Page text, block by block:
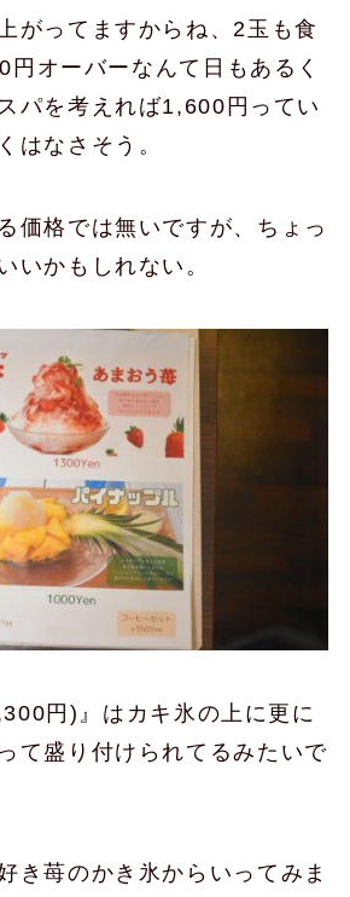
がってますからね、2玉も食
オーバーなんて日もあるく
パを考えれば1,600円ってい
はなさそう。
価格では無いですが、ちょっ
いかもしれない。
円)』はカキ氷の上に更に
て盛り付けられてるみたいで
き苺のかき氷からいってみま